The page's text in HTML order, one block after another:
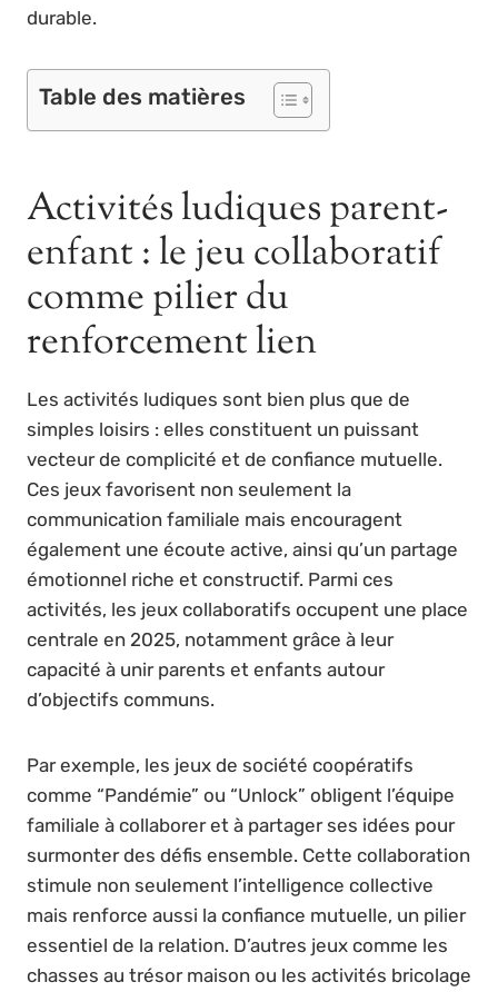
durable.
Table des matières
Activités ludiques parent-
enfant : le jeu collaboratif
comme pilier du
renforcement lien
Les activités ludiques sont bien plus que de
simples loisirs : elles constituent un puissant
vecteur de complicité et de confiance mutuelle.
Ces jeux favorisent non seulement la
communication familiale mais encouragent
également une écoute active, ainsi qu’un partage
émotionnel riche et constructif. Parmi ces
activités, les jeux collaboratifs occupent une place
centrale en 2025, notamment grâce à leur
capacité à unir parents et enfants autour
d’objectifs communs.
Par exemple, les jeux de société coopératifs
comme “Pandémie” ou “Unlock” obligent l’équipe
familiale à collaborer et à partager ses idées pour
surmonter des défis ensemble. Cette collaboration
stimule non seulement l’intelligence collective
mais renforce aussi la confiance mutuelle, un pilier
essentiel de la relation. D’autres jeux comme les
chasses au trésor maison ou les activités bricolage